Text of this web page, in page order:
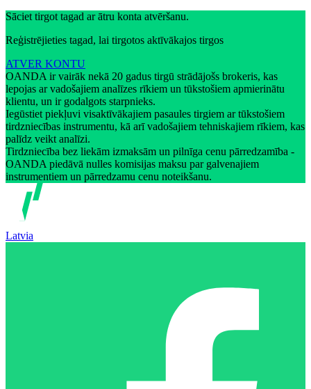
Sāciet tirgot tagad ar ātru konta atvēršanu.
Reģistrējieties tagad, lai tirgotos aktīvākajos tirgos
ATVER KONTU
OANDA ir vairāk nekā 20 gadus tirgū strādājošs brokeris, kas
lepojas ar vadošajiem analīzes rīkiem un tūkstošiem apmierinātu
klientu, un ir godalgots starpnieks.
Iegūstiet piekļuvi visaktīvākajiem pasaules tirgiem ar tūkstošiem
tirdzniecības instrumentu, kā arī vadošajiem tehniskajiem rīkiem, kas
palīdz veikt analīzi.
Tirdzniecība bez liekām izmaksām un pilnīga cenu pārredzamība -
OANDA piedāvā nulles komisijas maksu par galvenajiem
instrumentiem un pārredzamu cenu noteikšanu.
Latvia